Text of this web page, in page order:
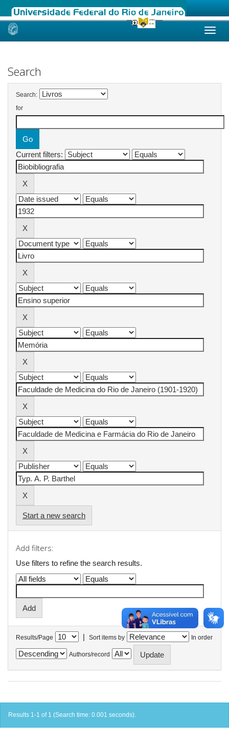
Skip
Search
Search:
for
Current filters:
Start a new search
Add filters:
Use filters to refine the search results.
Results/Page | Sort items by In order
Authors/record
Results 1-1 of 1 (Search time: 0.001 seconds).